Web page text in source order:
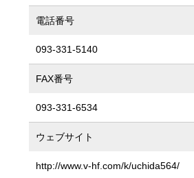
電話番号
093-331-5140
FAX番号
093-331-6534
ウェブサイト
http://www.v-hf.com/k/uchida564/